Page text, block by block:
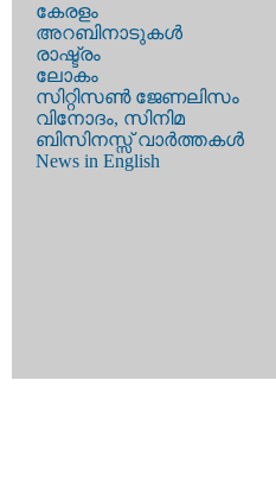
കേരളം
അറബിനാടുകള്‍
രാഷ്ട്രം
ലോകം
സിറ്റിസണ്‍ ജേണലിസം
വിനോദം, സിനിമ
ബിസിനസ്സ് വാര്‍ത്തകള്‍
News in English